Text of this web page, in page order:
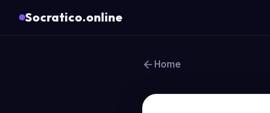
Socratico.online
Home